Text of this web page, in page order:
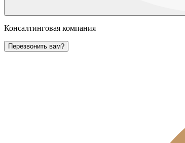
Консалтинговая компания
Перезвонить вам?